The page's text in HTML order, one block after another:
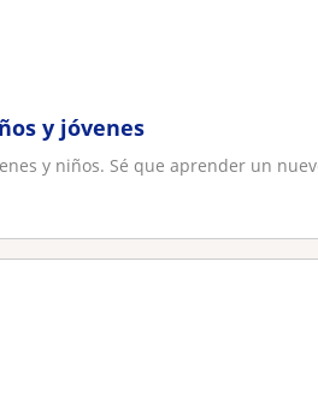
y jóvenes
y niños. Sé que aprender un